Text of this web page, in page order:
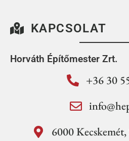
KAPCSOLAT
Horváth Építőmester Zrt.
+36 30
6000 Kecskemét,